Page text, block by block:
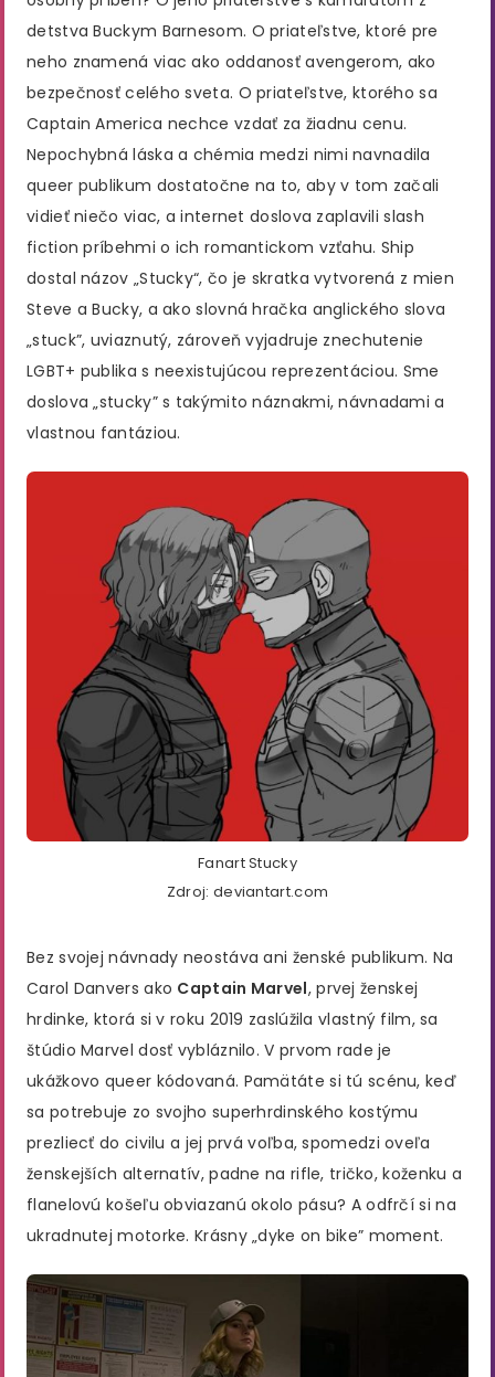
detstva Buckym Barnesom. O priateľstve, ktoré pre
neho znamená viac ako oddanosť avengerom, ako
bezpečnosť celého sveta. O priateľstve, ktorého sa
Captain America nechce vzdať za žiadnu cenu.
Nepochybná láska a chémia medzi nimi navnadila
queer publikum dostatočne na to, aby v tom začali
vidieť niečo viac, a internet doslova zaplavili slash
fiction príbehmi o ich romantickom vzťahu. Ship
dostal názov „Stucky“, čo je skratka vytvorená z mien
Steve a Bucky, a ako slovná hračka anglického slova
„stuck”, uviaznutý, zároveň vyjadruje znechutenie
LGBT+ publika s neexistujúcou reprezentáciou. Sme
doslova „stucky” s takýmito náznakmi, návnadami a
vlastnou fantáziou.
Fanart Stucky
Zdroj: deviantart.com
Bez svojej návnady neostáva ani ženské publikum. Na
Carol Danvers ako Captain Marvel, prvej ženskej
hrdinke, ktorá si v roku 2019 zaslúžila vlastný film, sa
štúdio Marvel dosť vybláznilo. V prvom rade je
ukážkovo queer kódovaná. Pamätáte si tú scénu, keď
sa potrebuje zo svojho superhrdinského kostýmu
prezliecť do civilu a jej prvá voľba, spomedzi oveľa
ženskejších alternatív, padne na rifle, tričko, koženku a
flanelovú košeľu obviazanú okolo pásu? A odfrčí si na
ukradnutej motorke. Krásny „dyke on bike” moment.